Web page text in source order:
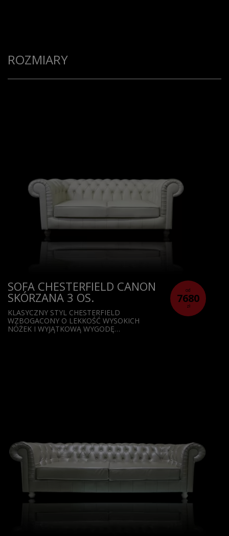
ROZMIARY
od
7680
zł
SOFA CHESTERFIELD CANON
SKÓRZANA 3 OS.
KLASYCZNY STYL CHESTERFIELD
WZBOGACONY O LEKKOŚĆ WYSOKICH
NÓŻEK I WYJĄTKOWĄ WYGODĘ…